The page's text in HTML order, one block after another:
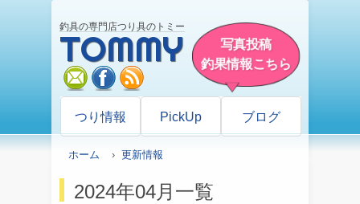
釣具の専門店つり具のトミー
TOMMY
mail facebook
写真投稿
釣果情報こちら
つり情報 PickUp ブログ
ホーム › 更新情報
2024年04月一覧